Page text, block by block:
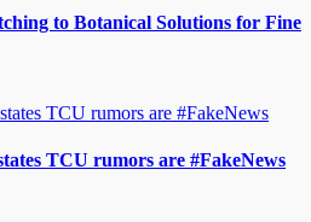
to Botanical Solutions for Fine
TCU rumors are #FakeNews